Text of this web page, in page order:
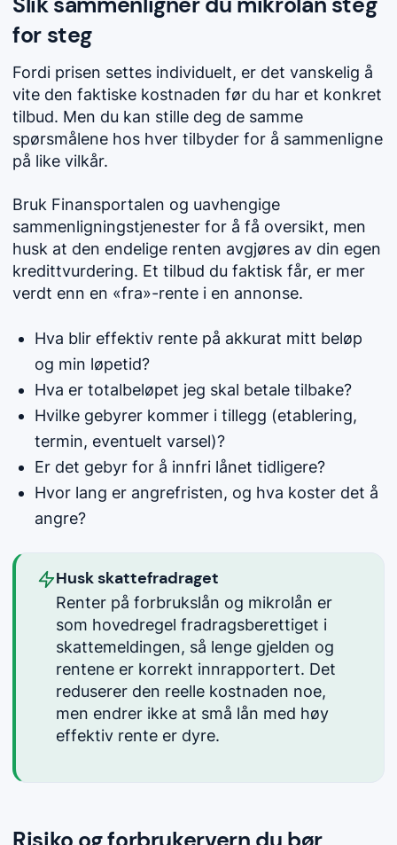
for steg
Fordi prisen settes individuelt, er det vanskelig å
vite den faktiske kostnaden før du har et konkret
tilbud. Men du kan stille deg de samme
spørsmålene hos hver tilbyder for å sammenligne
på like vilkår.
Bruk Finansportalen og uavhengige
sammenligningstjenester for å få oversikt, men
husk at den endelige renten avgjøres av din egen
kredittvurdering. Et tilbud du faktisk får, er mer
verdt enn en «fra»-rente i en annonse.
Hva blir effektiv rente på akkurat mitt beløp
og min løpetid?
Hva er totalbeløpet jeg skal betale tilbake?
Hvilke gebyrer kommer i tillegg (etablering,
termin, eventuelt varsel)?
Er det gebyr for å innfri lånet tidligere?
Hvor lang er angrefristen, og hva koster det å
angre?
Husk skattefradraget
Renter på forbrukslån og mikrolån er
som hovedregel fradragsberettiget i
skattemeldingen, så lenge gjelden og
rentene er korrekt innrapportert. Det
reduserer den reelle kostnaden noe,
men endrer ikke at små lån med høy
effektiv rente er dyre.